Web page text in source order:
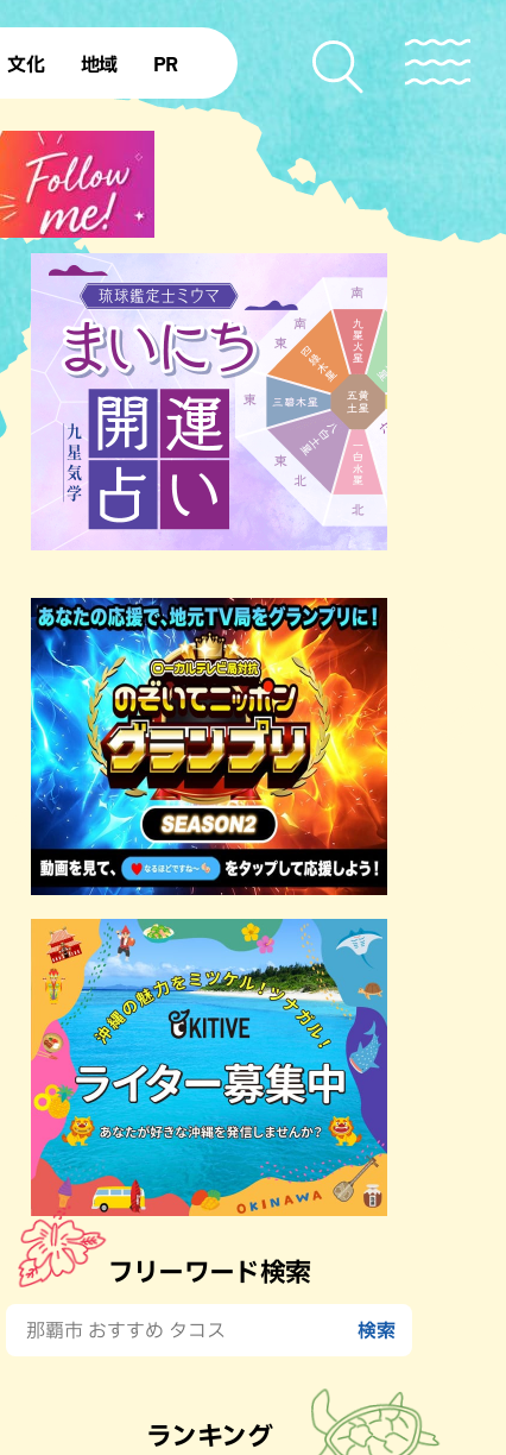
文化
復帰50年
地域
本島北部 本島中部
本島南部 先島諸島
北部離島
PR
フリーワード検索
ランキング